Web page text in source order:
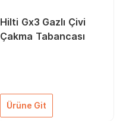
Hilti Gx3 Gazlı Çivi
Çakma Tabancası
Ürüne Git